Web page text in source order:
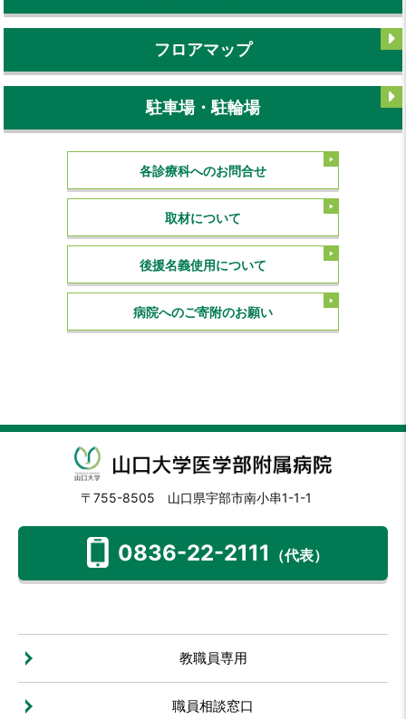
フロアマップ
駐車場・駐輪場
各診療科へのお問合せ
取材について
後援名義使用について
病院へのご寄附のお願い
〒755-8505 山口県宇部市南小串1-1-1
0836-22-2111 （代表）
教職員専用
職員相談窓口